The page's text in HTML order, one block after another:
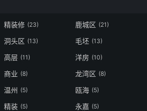
精装修 (23) 鹿城区 (21)
洞头区 (13) 毛坯 (13)
高层 (11) 洋房 (10)
商业 (8) 龙湾区 (8)
温州 (5) 瓯海 (5)
精装 (5) 永嘉 (5)